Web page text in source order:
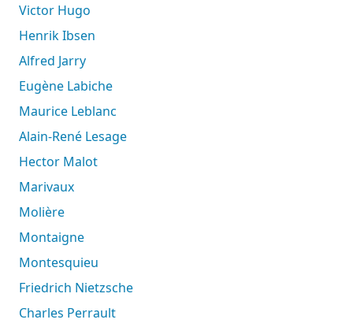
Victor Hugo
Henrik Ibsen
Alfred Jarry
Eugène Labiche
Maurice Leblanc
Alain-René Lesage
Hector Malot
Marivaux
Molière
Montaigne
Montesquieu
Friedrich Nietzsche
Charles Perrault